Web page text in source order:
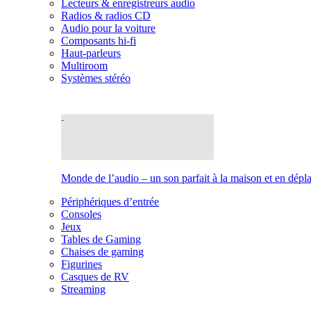
Lecteurs & enregistreurs audio
Radios & radios CD
Audio pour la voiture
Composants hi-fi
Haut-parleurs
Multiroom
Systèmes stéréo
Monde de l’audio – un son parfait à la maison et en
Périphériques d’entrée
Consoles
Jeux
Tables de Gaming
Chaises de gaming
Figurines
Casques de RV
Streaming